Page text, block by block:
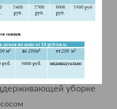
уборке